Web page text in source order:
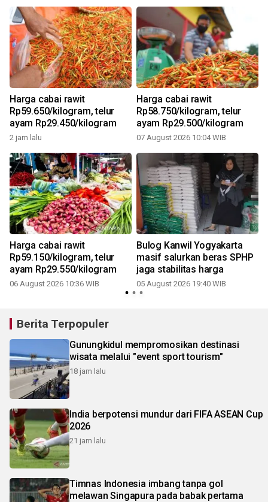
Harga cabai rawit
Rp59.650/kilogram, telur
ayam Rp29.450/kilogram
2 jam lalu
Harga cabai rawit
Rp58.750/kilogram, telur
ayam Rp29.500/kilogram
07 August 2026 10:04 WIB
Harga cabai rawit
Rp59.150/kilogram, telur
ayam Rp29.550/kilogram
06 August 2026 10:36 WIB
Bulog Kanwil Yogyakarta
masif salurkan beras SPHP
jaga stabilitas harga
05 August 2026 19:40 WIB
Berita Terpopuler
Gunungkidul mempromosikan destinasi
wisata melalui "event sport tourism"
18 jam lalu
India berpotensi mundur dari FIFA ASEAN Cup
2026
21 jam lalu
Timnas Indonesia imbang tanpa gol
melawan Singapura pada babak pertama